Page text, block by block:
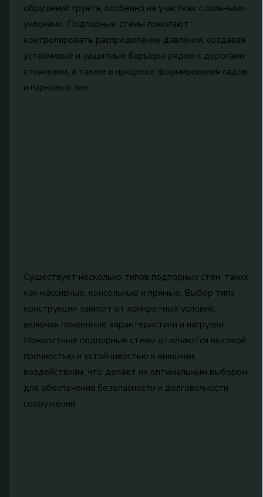
обрушений грунта, особенно на участках с сильными
уклонами. Подпорные стены помогают
контролировать распределение давления, создавая
устойчивые и защитные барьеры рядом с дорогами,
стоянками, а также в процессе формирования садов
и парковых зон.
Существует несколько типов подпорных стен, таких
как массивные, консольные и прямые. Выбор типа
конструкции зависит от конкретных условий,
включая почвенные характеристики и нагрузки.
Монолитные подпорные стены отличаются высокой
прочностью и устойчивостью к внешним
воздействиям, что делает их оптимальным выбором
для обеспечения безопасности и долговечности
сооружений.